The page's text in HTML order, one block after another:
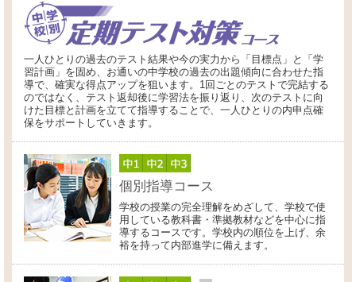
一人ひとりの過去のテスト結果や今の実力から「目標点」と「学
習計画」を固め、お通いの中学校の過去の出題傾向に合わせた指
導で、確実な得点アップを狙います。1回ごとのテストで完結する
のではなく、テスト返却後に学習法を振り返り、次のテストに向
けた目標と計画を立てて指導することで、一人ひとりの内申点確
保をサポートしていきます。
個別指導コース
学校の授業の完全理解をめざして、学校で使
用している教科書・準拠教材などを中心に指
導するコースです。学校内の順位を上げ、余
裕を持って内部進学に備えます。